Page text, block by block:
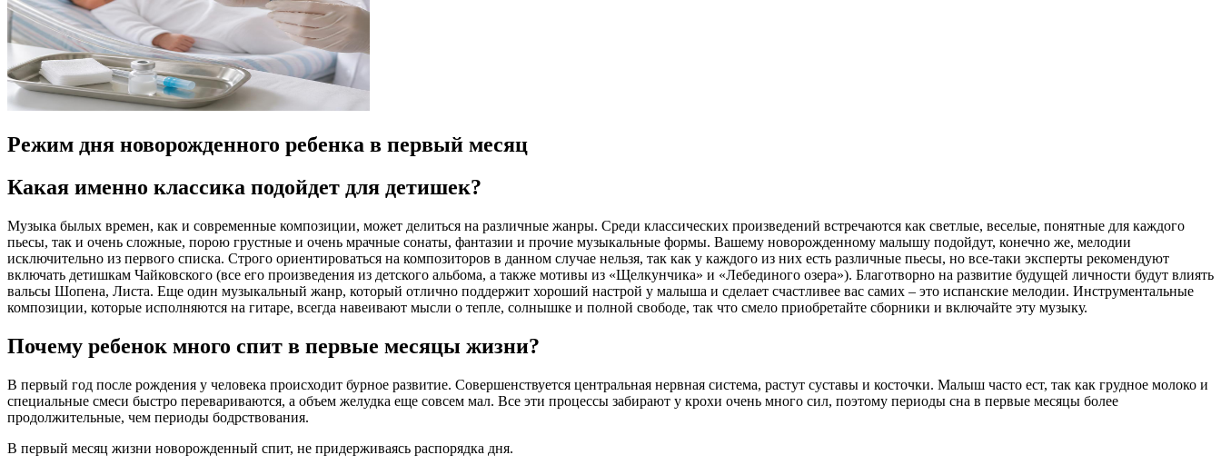
Режим дня новорожденного ребенка в первый месяц
Какая именно классика подойдет для детишек?
Музыка былых времен, как и современные композиции, может делиться на различные жанры. Среди классических произведений встречаются как светлые, веселые, понятные для каждого
пьесы, так и очень сложные, порою грустные и очень мрачные сонаты, фантазии и прочие музыкальные формы. Вашему новорожденному малышу подойдут, конечно же, мелодии
исключительно из первого списка. Строго ориентироваться на композиторов в данном случае нельзя, так как у каждого из них есть различные пьесы, но все-таки эксперты рекомендуют
включать детишкам Чайковского (все его произведения из детского альбома, а также мотивы из «Щелкунчика» и «Лебединого озера»). Благотворно на развитие будущей личности будут влиять
вальсы Шопена, Листа. Еще один музыкальный жанр, который отлично поддержит хороший настрой у малыша и сделает счастливее вас самих – это испанские мелодии. Инструментальные
композиции, которые исполняются на гитаре, всегда навеивают мысли о тепле, солнышке и полной свободе, так что смело приобретайте сборники и включайте эту музыку.
Почему ребенок много спит в первые месяцы жизни?
В первый год после рождения у человека происходит бурное развитие. Совершенствуется центральная нервная система, растут суставы и косточки. Малыш часто ест, так как грудное молоко и
специальные смеси быстро перевариваются, а объем желудка еще совсем мал. Все эти процессы забирают у крохи очень много сил, поэтому периоды сна в первые месяцы более
продолжительные, чем периоды бодрствования.
В первый месяц жизни новорожденный спит, не придерживаясь распорядка дня.